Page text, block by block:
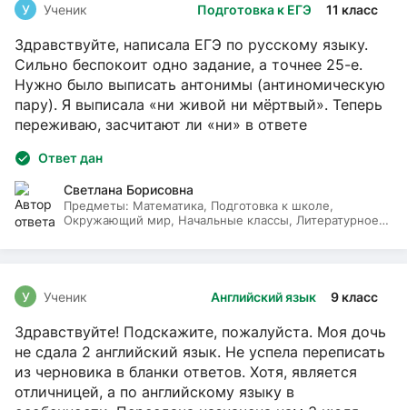
Подготовка к ЕГЭ 11 класс
У Ученик
Здравствуйте, написала ЕГЭ по русскому языку.
Сильно беспокоит одно задание, а точнее 25-е.
Нужно было выписать антонимы (антиномическую
пару). Я выписала «ни живой ни мёртвый». Теперь
переживаю, засчитают ли «ни» в ответе
Ответ дан
Светлана Борисовна
Предметы: Математика, Подготовка к школе,
Окружающий мир, Начальные классы, Литературное
Английский язык 9 класс
У Ученик
Здравствуйте! Подскажите, пожалуйста. Моя дочь
не сдала 2 английский язык. Не успела переписать
из черновика в бланки ответов. Хотя, является
отличницей, а по английскому языку в